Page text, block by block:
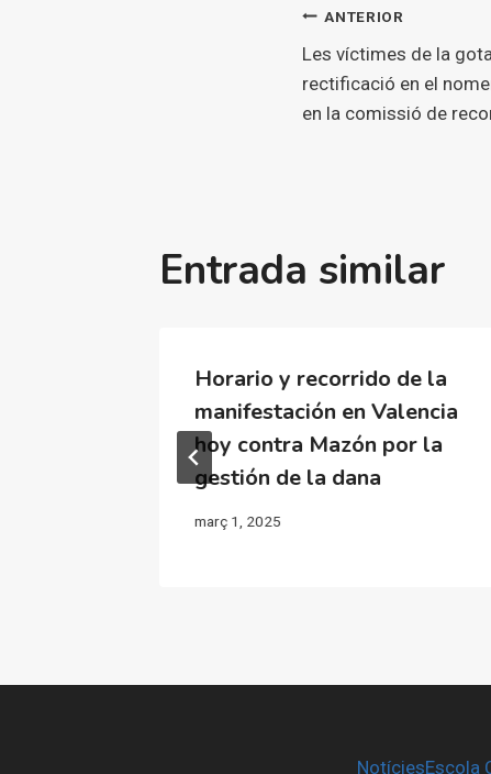
Navegació
ANTERIOR
Les víctimes de la
rectificació en el
en la comissió de
Entrada similar
Horario y recorrido de la
manifestación en Valencia
hoy contra Mazón por la
gestión de la dana
març 1, 2025
NotíciesEscola